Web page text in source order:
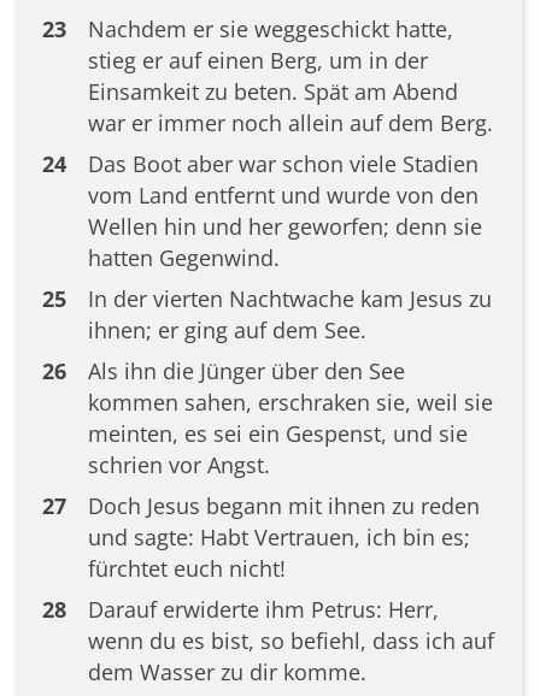
23
Nachdem er sie weggeschickt hatte,
stieg er auf einen Berg, um in der
Einsamkeit zu beten. Spät am Abend
war er immer noch allein auf dem Berg.
24
Das Boot aber war schon viele Stadien
vom Land entfernt und wurde von den
Wellen hin und her geworfen; denn sie
hatten Gegenwind.
25
In der vierten Nachtwache kam Jesus zu
ihnen; er ging auf dem See.
26
Als ihn die Jünger über den See
kommen sahen, erschraken sie, weil sie
meinten, es sei ein Gespenst, und sie
schrien vor Angst.
27
Doch Jesus begann mit ihnen zu reden
und sagte: Habt Vertrauen, ich bin es;
fürchtet euch nicht!
28
Darauf erwiderte ihm Petrus: Herr,
wenn du es bist, so befiehl, dass ich auf
dem Wasser zu dir komme.